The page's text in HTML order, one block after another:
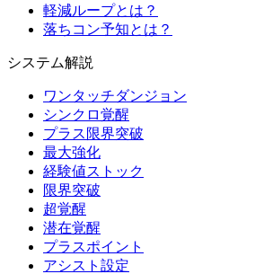
軽減ループとは？
落ちコン予知とは？
システム解説
ワンタッチダンジョン
シンクロ覚醒
プラス限界突破
最大強化
経験値ストック
限界突破
超覚醒
潜在覚醒
プラスポイント
アシスト設定